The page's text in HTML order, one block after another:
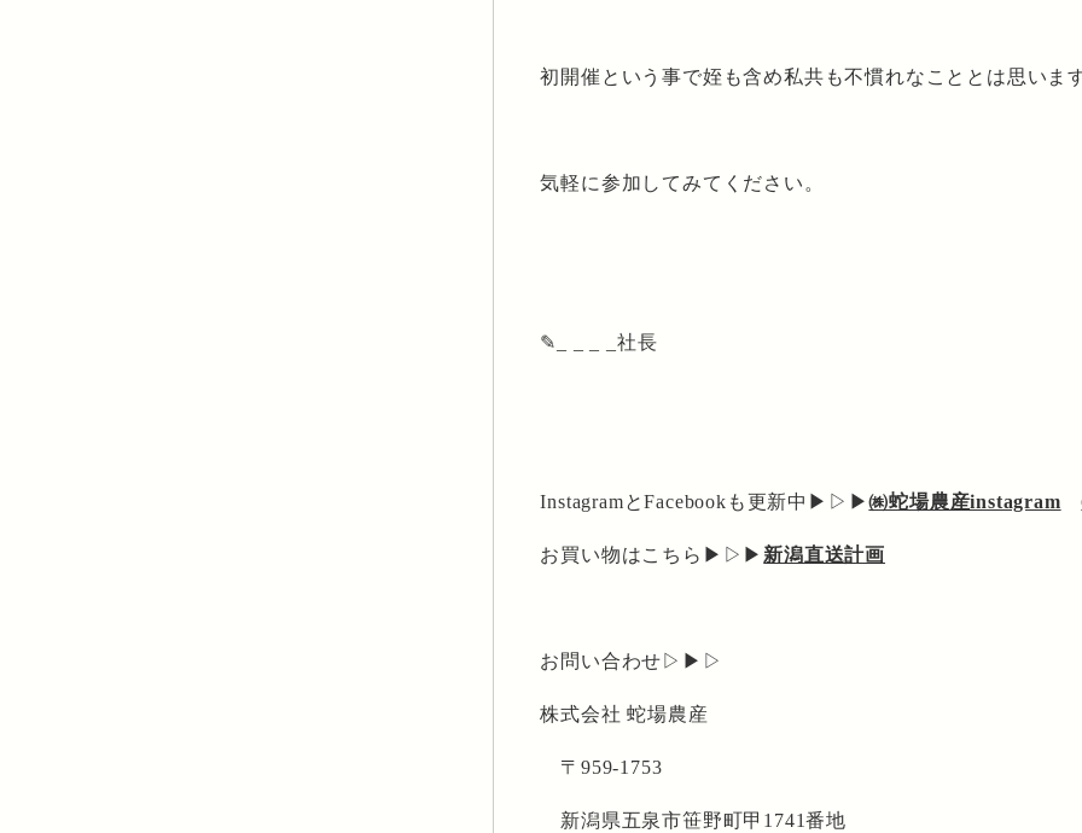
初開催という事で姪も含め私共も不慣れなこととは思いま
気軽に参加してみてください。
✎_ _ _ _社長
InstagramとFacebookも更新中▶▷▶㈱蛇場農産instagram
お買い物はこちら▶▷▶新潟直送計画
お問い合わせ▷▶▷
株式会社 蛇場農産
〒959-1753
新潟県五泉市笹野町甲1741番地